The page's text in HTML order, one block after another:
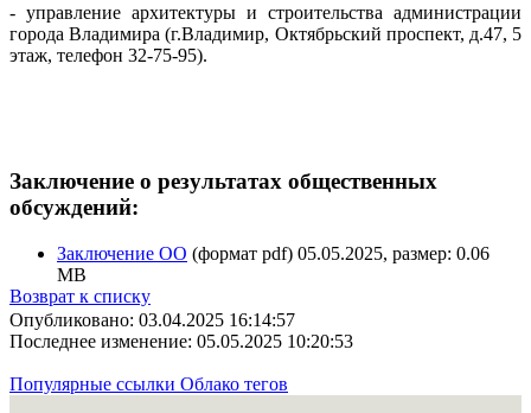
- управление архитектуры и строительства администрации
города Владимира (г.Владимир, Октябрьский проспект, д.47, 5
этаж, телефон 32-75-95).
Заключение о результатах общественных
обсуждений:
Заключение ОО (формат pdf) 05.05.2025, размер: 0.06
MB
Возврат к списку
Опубликовано: 03.04.2025 16:14:57
Последнее изменение: 05.05.2025 10:20:53
Популярные ссылки Облако тегов